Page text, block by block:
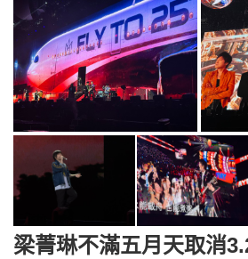
梁菁琳不滿五月天取消